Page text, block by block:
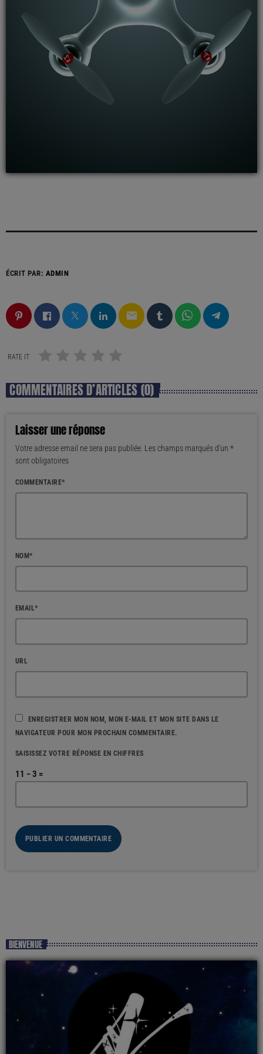
ÉCRIT PAR: ADMIN
email
RATE IT
COMMENTAIRES D’ARTICLES (0)
Laisser une réponse
Votre adresse email ne sera pas publiée. Les champs marqués d'un *
sont obligatoires
COMMENTAIRE*
NOM*
EMAIL*
URL
ENREGISTRER MON NOM, MON E-MAIL ET MON SITE DANS LE
NAVIGATEUR POUR MON PROCHAIN COMMENTAIRE.
SAISISSEZ VOTRE RÉPONSE EN CHIFFRES
11 − 3 =
BIENVENUE